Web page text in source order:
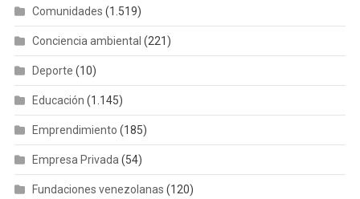
Comunidades (1.519)
Conciencia ambiental (221)
Deporte (10)
Educación (1.145)
Emprendimiento (185)
Empresa Privada(54)
Fundaciones venezolanas (120)